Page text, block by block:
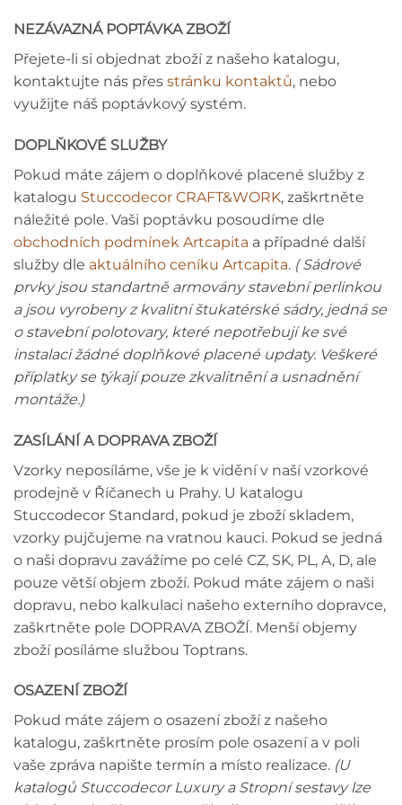
NEZÁVAZNÁ POPTÁVKA ZBOŽÍ
Přejete-li si objednat zboží z našeho katalogu,
kontaktujte nás přes stránku kontaktů, nebo
využijte náš poptávkový systém.
DOPLŇKOVÉ SLUŽBY
Pokud máte zájem o doplňkové placené služby z
katalogu Stuccodecor CRAFT&WORK, zaškrtněte
náležité pole. Vaši poptávku posoudíme dle
obchodních podmínek Artcapita a případné další
služby dle aktuálního ceníku Artcapita. ( Sádrové
prvky jsou standartně armovány stavební perlinkou
a jsou vyrobeny z kvalitní štukatérské sádry, jedná se
o stavební polotovary, které nepotřebují ke své
instalaci žádné doplňkové placené updaty. Veškeré
příplatky se týkají pouze zkvalitnění a usnadnění
montáže.)
ZASÍLÁNÍ A DOPRAVA ZBOŽÍ
Vzorky neposíláme, vše je k vidění v naší vzorkové
prodejně v Říčanech u Prahy. U katalogu
Stuccodecor Standard, pokud je zboží skladem,
vzorky pujčujeme na vratnou kauci. Pokud se jedná
o naši dopravu zavážíme po celé CZ, SK, PL, A, D, ale
pouze větší objem zboží. Pokud máte zájem o naši
dopravu, nebo kalkulaci našeho externího dopravce,
zaškrtněte pole DOPRAVA ZBOŽÍ. Menší objemy
zboží posíláme službou Toptrans.
OSAZENÍ ZBOŽÍ
Pokud máte zájem o osazení zboží z našeho
katalogu, zaškrtněte prosím pole osazení a v poli
vaše zpráva napište termín a místo realizace. (U
katalogů Stuccodecor Luxury a Stropní sestavy lze